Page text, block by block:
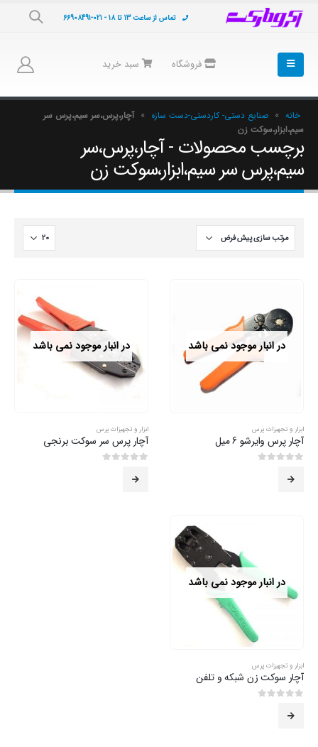
تماس از ساعت 13 تا 18 - 021-66908491
فروشگاه سبد خرید
خانه » صنایع دستی- کاردستی-دست سازه » آچار،پرس،سر سیم،پرس سر
سیم،ابزار،سوکت زن
برچسب محصولات - آچار،پرس،سر
سیم،پرس سر سیم،ابزار،سوکت زن
در انبار موجود نمی باشد
ابزار و تجهیزات پرس
آچار پرس وایرشو 6 میل
در انبار موجود نمی باشد
ابزار و تجهیزات پرس
آچار پرس سر سوکت برنجی
در انبار موجود نمی باشد
ابزار و تجهیزات پرس
آچار سوکت زن شبکه و تلفن